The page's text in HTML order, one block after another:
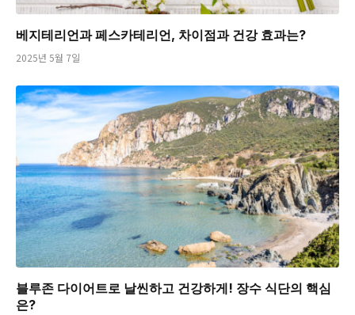
베지테리언과 페스카테리언, 차이점과 건강 효과는?
2025년 5월 7일
블루존 다이어트로 날씬하고 건강하게! 장수 식단의 핵심
은?